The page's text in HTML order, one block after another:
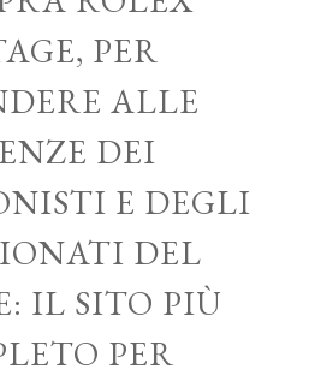
PER
ALLE
DEI
E DEGLI
DEL
IL SITO PIÙ
PER